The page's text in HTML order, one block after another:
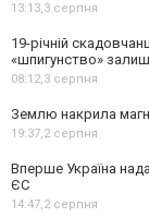
13:13,3 серпня
19-річній
«шпигунство»
08:12,3 серпня
Землю накрила
19:37,2 серпня
Вперше Україна
ЄС
14:47,2 серпня